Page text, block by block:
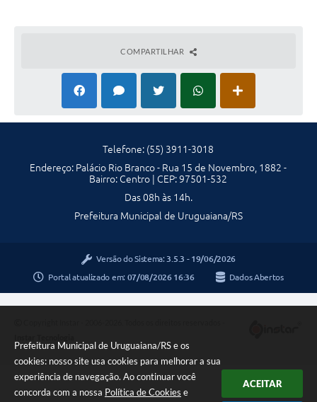
Prefeitura Municipal de Uruguaiana/RS e os
cookies: nosso site usa cookies para melhorar a sua
experiência de navegação. Ao continuar você
concorda com a nossa Política de Cookies e
ACEITAR
COMPARTILHAR
Telefone: (55) 3911-3018
Endereço: Palácio Rio Branco - Rua 15 de Novembro, 1882 -
Bairro: Centro | CEP: 97501-532
Das 08h às 14h.
Prefeitura Municipal de Uruguaiana/RS
Versão do Sistema: 3.5.3 - 19/06/2026
Portal atualizado em: 07/08/2026 16:36 Dados Abertos